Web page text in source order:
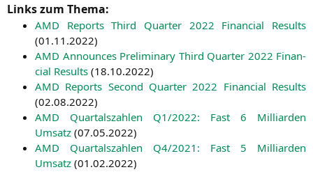
Links zum Thema:
AMD Reports Third Quar­ter 2022 Finan­cial Results
(01.11.2022)
AMD Announ­ces Preli­mi­na­ry Third Quar­ter 2022 Finan­
cial Results (18.10.2022)
AMD Reports Second Quar­ter 2022 Finan­cial Results
(02.08.2022)
AMD Quar­tals­zah­len Q1/2022: Fast 6 Mil­li­ar­den
Umsatz (07.05.2022)
AMD Quar­tals­zah­len Q4/2021: Fast 5 Mil­li­ar­den
Umsatz (01.02.2022)